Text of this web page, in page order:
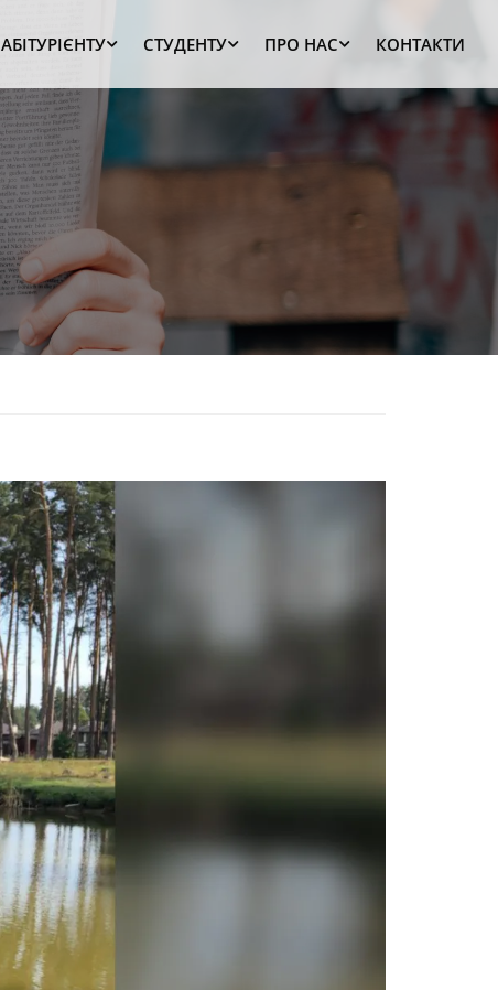
АБІТУРІЄНТУ СТУДЕНТУ ПРО НАС КОНТАКТИ